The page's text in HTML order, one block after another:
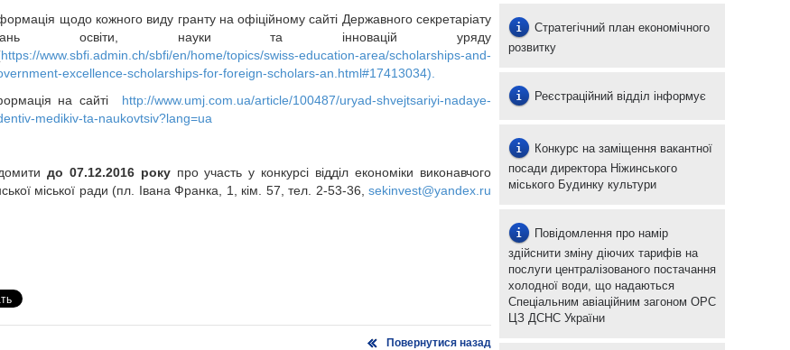
щодо кожного виду гранту на офіційному сайті Державного секретаріату
освіти, науки та інновацій уряду
https://www.sbfi.admin.ch/sbfi/en/home/topics/swiss-education-area/scholarships-and-
excellence-scholarships-for-foreign-scholars-an.html#17413034).
на сайті http://www.umj.com.ua/article/100487/uryad-shvejtsariyi-nadaye-
medikiv-ta-naukovtsiv?lang=ua
до 07.12.2016 рокупро участь у конкурсі відділ економіки виконавчого
міської ради (пл. Івана Франка, 1, кім. 57, тел. 2-53-36, sekinvest@yandex.ru
Повернутися назад
Стратегічний план економічного
розвитку
Реєстраційний відділ інформує
Конкурс на заміщення вакантної
посади директора Ніжинського
міського Будинку культури
Повідомлення про намір
здійснити зміну діючих тарифів на
послуги централізованого постачання
холодної води, що надаються
Спеціальним авіаційним загоном ОРС
ЦЗ ДСНС України